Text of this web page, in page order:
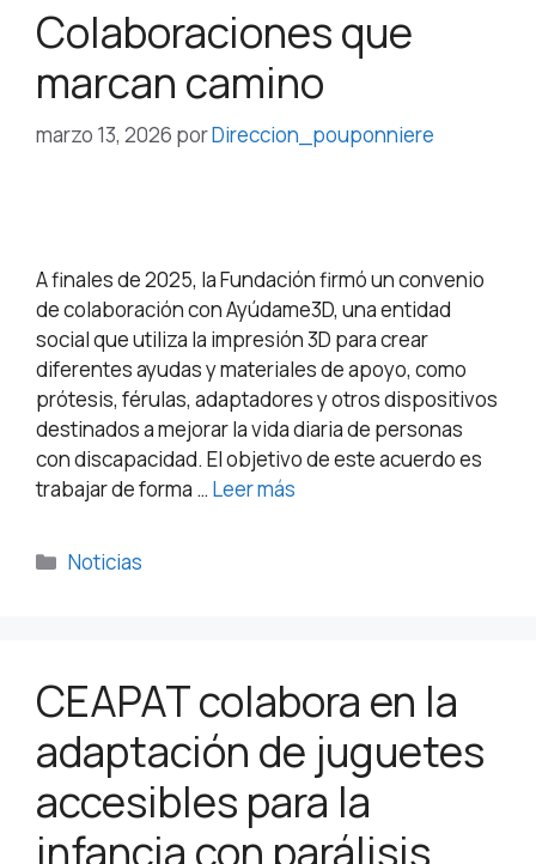
Colaboraciones que
marcan camino
marzo 13, 2026 porDireccion_pouponniere
A finales de 2025, la Fundación firmó un convenio
de colaboración con Ayúdame3D, una entidad
social que utiliza la impresión 3D para crear
diferentes ayudas y materiales de apoyo, como
prótesis, férulas, adaptadores y otros dispositivos
destinados a mejorar la vida diaria de personas
con discapacidad. El objetivo de este acuerdo es
trabajar de forma … Leer más
Noticias
CEAPAT colabora en la
adaptación de juguetes
accesibles para la
infancia con parálisis